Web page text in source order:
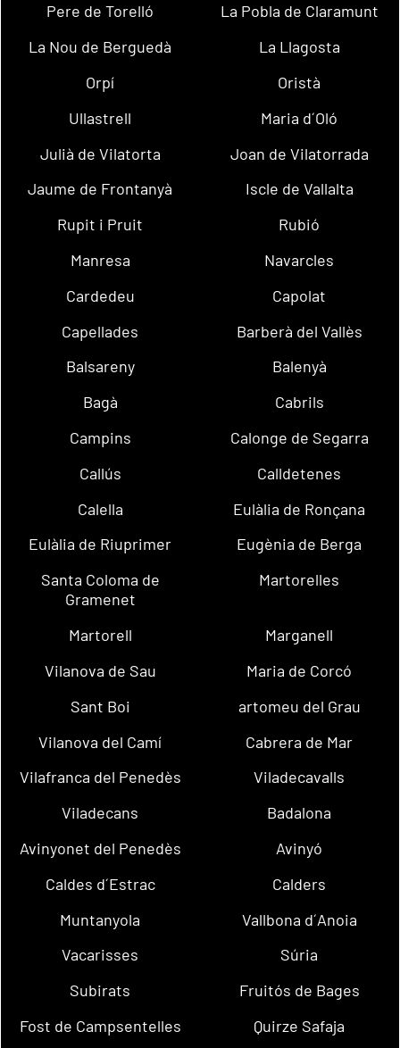
Pere de Torelló
La Pobla de Claramunt
La Nou de Berguedà
La Llagosta
Orpí
Oristà
Ullastrell
Maria d´Oló
Julià de Vilatorta
Joan de Vilatorrada
Jaume de Frontanyà
Iscle de Vallalta
Rupit i Pruit
Rubió
Manresa
Navarcles
Cardedeu
Capolat
Capellades
Barberà del Vallès
Balsareny
Balenyà
Bagà
Cabrils
Campins
Calonge de Segarra
Callús
Calldetenes
Calella
Eulàlia de Ronçana
Eulàlia de Riuprimer
Eugènia de Berga
Santa Coloma de
Gramenet
Martorelles
Martorell
Marganell
Vilanova de Sau
Maria de Corcó
Sant Boi
artomeu del Grau
Vilanova del Camí
Cabrera de Mar
Vilafranca del Penedès
Viladecavalls
Viladecans
Badalona
Avinyonet del Penedès
Avinyó
Caldes d´Estrac
Calders
Muntanyola
Vallbona d´Anoia
Vacarisses
Súria
Subirats
Fruitós de Bages
Fost de Campsentelles
Quirze Safaja